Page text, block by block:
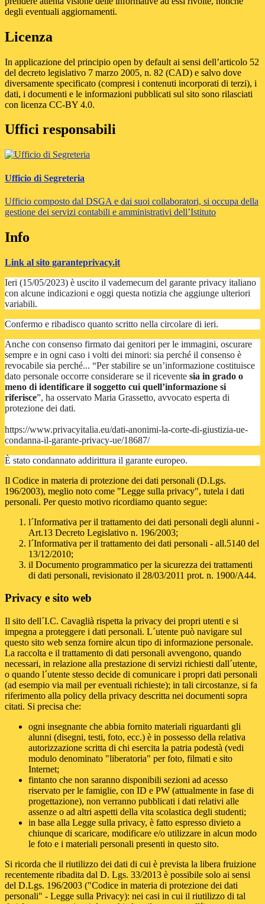
degli eventuali aggiornamenti.
Licenza
In applicazione del principio open by default ai sensi dell’articolo 52
del decreto legislativo 7 marzo 2005, n. 82 (CAD) e salvo dove
diversamente specificato (compresi i contenuti incorporati di terzi), i
dati, i documenti e le informazioni pubblicati sul sito sono rilasciati
con licenza CC-BY 4.0.
Uffici responsabili
Ufficio di Segreteria
Ufficio composto dal DSGA e dai suoi collaboratori, si occupa della
gestione dei servizi contabili e amministrativi dell’Istituto
Info
Link al sito garanteprivacy.it
Ieri (15/05/2023) è uscito il vademecum del garante privacy italiano
con alcune indicazioni e oggi questa notizia che aggiunge ulteriori
variabili.
Confermo e ribadisco quanto scritto nella circolare di ieri.
Anche con consenso firmato dai genitori per le immagini, oscurare
sempre e in ogni caso i volti dei minori: sia perché il consenso è
revocabile sia perché... “Per stabilire se un’informazione costituisce
dato personale occorre considerare se il ricevente sia in grado o
meno di identificare il soggetto cui quell’informazione si
riferisce”, ha osservato Maria Grassetto, avvocato esperta di
protezione dei dati.
https://www.privacyitalia.eu/dati-anonimi-la-corte-di-giustizia-ue-
condanna-il-garante-privacy-ue/18687/
È stato condannato addirittura il garante europeo.
Il Codice in materia di protezione dei dati personali (D.Lgs.
196/2003), meglio noto come "Legge sulla privacy", tutela i dati
personali. Per questo motivo ricordiamo quanto segue:
l´Informativa per il trattamento dei dati personali degli alunni -
Art.13 Decreto Legislativo n. 196/2003;
l´Informativa per il trattamento dei dati personali - all.5140 del
13/12/2010;
il Documento programmatico per la sicurezza dei trattamenti
di dati personali, revisionato il 28/03/2011 prot. n. 1900/A44.
Privacy e sito web
Il sito dell´I.C. Cavaglià rispetta la privacy dei propri utenti e si
impegna a proteggere i dati personali. L´utente può navigare sul
questo sito web senza fornire alcun tipo di informazione personale.
La raccolta e il trattamento di dati personali avvengono, quando
necessari, in relazione alla prestazione di servizi richiesti dall´utente,
o quando l´utente stesso decide di comunicare i propri dati personali
(ad esempio via mail per eventuali richieste); in tali circostanze, si fa
riferimento alla policy della privacy descritta nei documenti sopra
citati. Si precisa che:
ogni insegnante che abbia fornito materiali riguardanti gli
alunni (disegni, testi, foto, ecc.) è in possesso della relativa
autorizzazione scritta di chi esercita la patria podestà (vedi
modulo denominato "liberatoria" per foto, filmati e sito
Internet;
fintanto che non saranno disponibili sezioni ad acesso
riservato per le famiglie, con ID e PW (attualmente in fase di
progettazione), non verranno pubblicati i dati relativi alle
assenze o ad altri aspetti della vita scolastica degli studenti;
in base alla Legge sulla privacy, è fatto espresso divieto a
chiunque di scaricare, modificare e/o utilizzare in alcun modo
le foto e i materiali personali presenti in questo sito.
Si ricorda che il riutilizzo dei dati di cui è prevista la libera fruizione
recentemente ribadita dal D. Lgs. 33/2013 è possibile solo ai sensi
del D.Lgs. 196/2003 ("Codice in materia di protezione dei dati
personali" - Legge sulla Privacy): nei casi in cui il riutilizzo di tal